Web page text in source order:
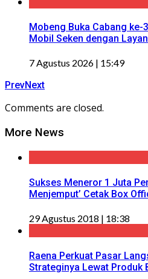
Mobeng Buka Cabang
Mobil Seken dengan
7 Agustus 2026 | 15:49
PrevNext
Comments are closed.
More News
Sukses Meneror 1 Juta
Menjemput’ Cetak Box
29 Agustus 2018 | 18:38
Raena Perkuat Pasar
Strateginya Lewat Produk